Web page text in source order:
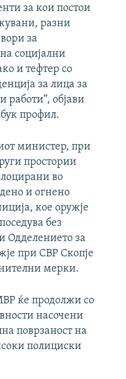
за кои постои
разни
за
социјални
и тефтер со
за лица за
објави
профил.
министер, при
простории
во
и огнено
кое оружје
без
Одделението за
при СВР Скопје
мерки.
ќе продолжи со
насочени
поврзаност на
полициски